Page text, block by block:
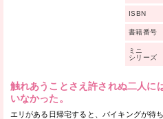
触れあうことさえ許されぬ二人に
いなかった。
エリがある日帰宅すると、バイキングが待
ISBN
書籍番号
ミニ
シリーズ